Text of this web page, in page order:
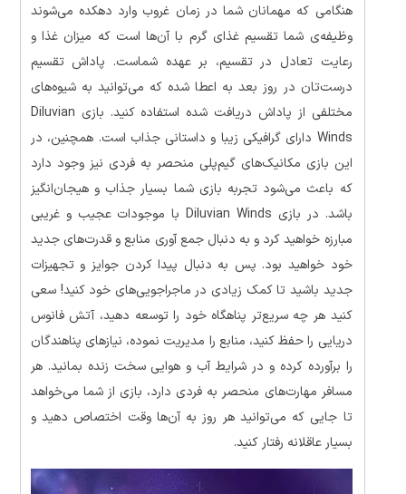
هنگامی که مهمانان شما در زمان غروب وارد دهکده می‌شوند
وظیفه‌ی شما تقسیم غذای گرم با آن‌ها است که میزان غذا و
رعایت تعادل در تقسیم، بر عهده شماست. پاداش تقسیم
درست‌تان در روز بعد به اعطا شده که می‌توانید به شیوه‌های
مختلفی از پاداش دریافت شده استفاده کنید. بازی Diluvian
Winds دارای گرافیکی زیبا و داستانی جذاب است. همچنین، در
این بازی مکانیک‌های گیم‌پلی منحصر به فردی نیز وجود دارد
که باعث می‌شود تجربه بازی شما بسیار جذاب و هیجان‌انگیز
باشد. در بازی Diluvian Winds با موجودات عجیب و غریبی
مبارزه خواهید کرد و به دنبال جمع آوری منابع و قدرت‌های جدید
خود خواهید بود. پس به دنبال پیدا کردن جوایز و تجهیزات
جدید باشید تا کمک زیادی در ماجراجویی‌های خود کنید! سعی
کنید هر چه سریع‌تر پناهگاه خود را توسعه دهید، آتش فانوس
دریایی را حفظ کنید، منابع را مدیریت نموده، نیازهای پناهندگان
را برآورده کرده و در شرایط آب و هوایی سخت زنده بمانید. هر
مسافر مهارت‌های منحصر به فردی دارد، بازی از شما می‌خواهد
تا جایی که می‌توانید هر روز به آن‌ها وقت اختصاص دهید و
بسیار عاقلانه رفتار کنید.